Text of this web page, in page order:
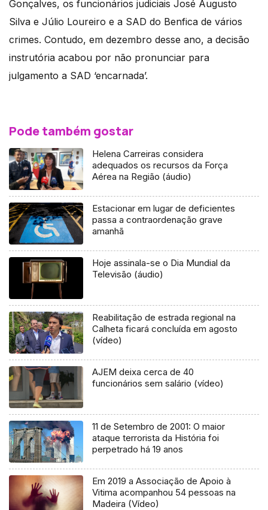
Gonçalves, os funcionários judiciais José Augusto
Silva e Júlio Loureiro e a SAD do Benfica de vários
crimes. Contudo, em dezembro desse ano, a decisão
instrutória acabou por não pronunciar para
julgamento a SAD ‘encarnada’.
Pode também gostar
Helena Carreiras considera
adequados os recursos da Força
Aérea na Região (áudio)
Estacionar em lugar de deficientes
passa a contraordenação grave
amanhã
Hoje assinala-se o Dia Mundial da
Televisão (áudio)
Reabilitação de estrada regional na
Calheta ficará concluída em agosto
(vídeo)
AJEM deixa cerca de 40
funcionários sem salário (vídeo)
11 de Setembro de 2001: O maior
ataque terrorista da História foi
perpetrado há 19 anos
Em 2019 a Associação de Apoio à
Vitima acompanhou 54 pessoas na
Madeira (Vídeo)